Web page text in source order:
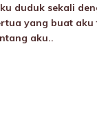
duduk sekali
yang buat aku
aku..